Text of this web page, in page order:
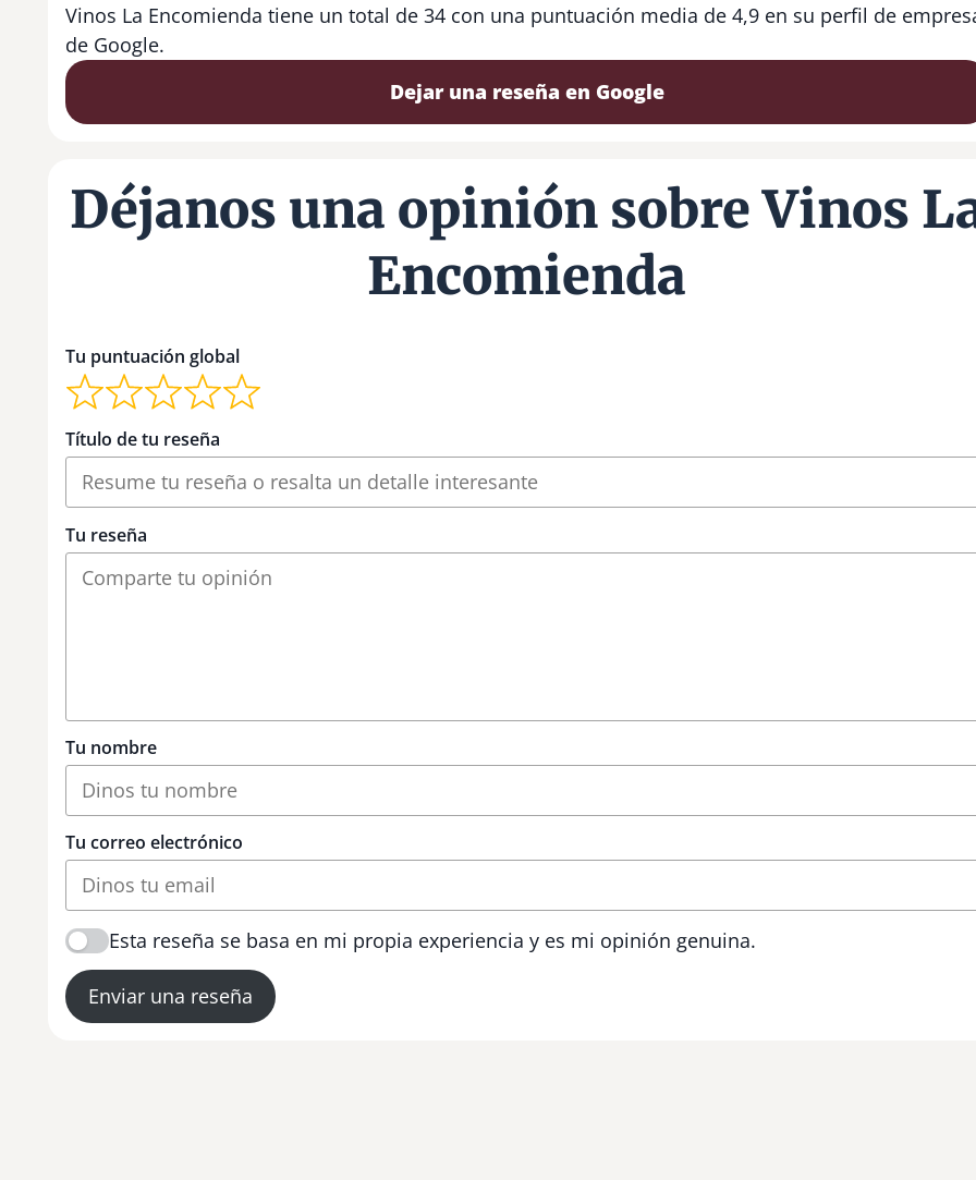
Vinos La Encomienda tiene un total de 34 con una puntuación media de 4,9 en su perfil de
de Google.
Dejar una reseña en Google
Déjanos una opinión sobre Vinos
Encomienda
Tu puntuación global
Título de tu reseña
Tu reseña
Tu nombre
Tu correo electrónico
Esta reseña se basa en mi propia experiencia y es mi opinión genuina.
Enviar una reseña